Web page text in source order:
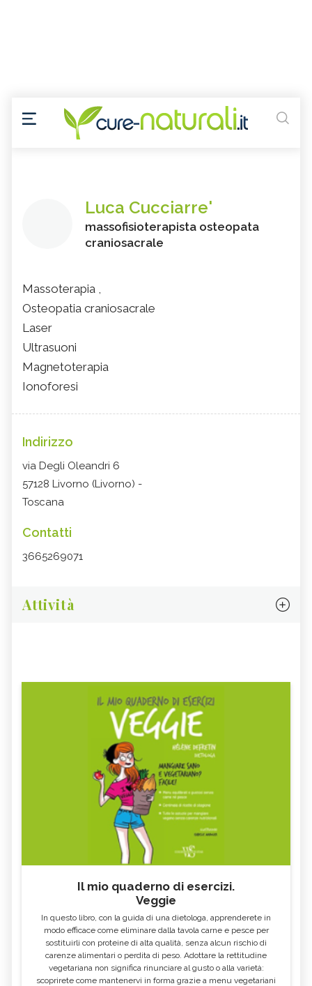
Luca Cucciarre'
massofisioterapista osteopata
craniosacrale
Massoterapia ,
Osteopatia craniosacrale
Laser
Ultrasuoni
Magnetoterapia
Ionoforesi
Indirizzo
via Degli Oleandri 6
57128 Livorno (Livorno) -
Toscana
Contatti
3665269071
Attività
Il mio quaderno di esercizi.
Veggie
In questo libro, con la guida di una dietologa, apprenderete in
modo efficace come eliminare dalla tavola carne e pesce per
sostituirli con proteine di alta qualità, senza alcun rischio di
carenze alimentari o perdita di peso. Adottare la rettitudine
vegetariana non significa rinunciare al gusto o alla varietà:
scoprirete come mantenervi in forma grazie a menu vegetariani